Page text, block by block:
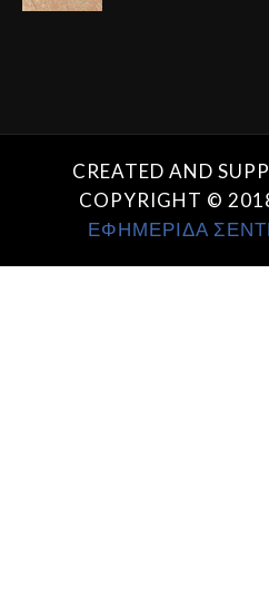
CREATED AND
COPYRIGHT ©
ΕΦΗΜΕΡΙΔΑ